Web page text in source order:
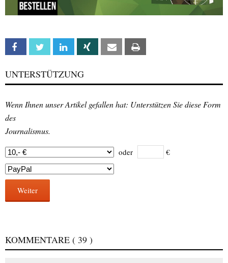
Facebook Twitter Linkedin Xing Email
UNTERSTÜTZUNG
Wenn Ihnen unser Artikel gefallen hat: Unterstützen Sie diese Form
des
Journalismus.
oder €
Weiter
KOMMENTARE ( 39 )